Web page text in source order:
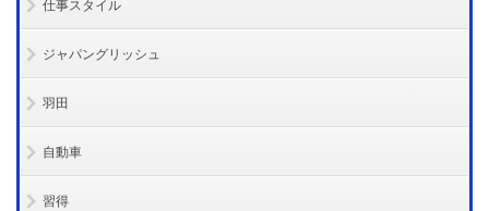
仕事スタイル
ジャパングリッシュ
羽田
自動車
習得